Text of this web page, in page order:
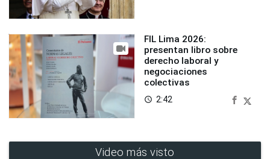
FIL Lima 2026:
presentan libro sobre
derecho laboral y
negociaciones
colectivas
access_time 2:42
Video más visto